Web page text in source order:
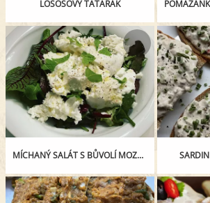
LOSOSOVÝ TATARÁK
MÍCHANÝ SALÁT S BŮVOLÍ MOZZARELLOU